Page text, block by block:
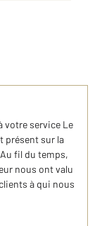
votre service Le
présent sur la
fil du temps,
nous ont valu
à qui nous